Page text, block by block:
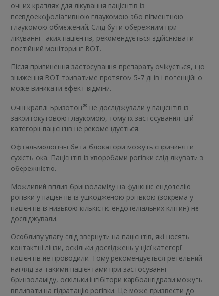
очних краплях для лікування пацієнтів із
псевдоексфоліативною глаукомою або пігментною
глаукомою обмежений. Слід бути обережним при
лікуванні таких пацієнтів, рекомендується здійснювати
постійний моніторинг ВОТ.
Після припинення застосування препарату очікується, що
зниження ВОТ триватиме протягом 5-7 днів і потенційно
може виникати ефект відміни.
Очні краплі Бризотон® не досліджували у пацієнтів із
закритокутовою глаукомою, тому їх застосування цій
категорії пацієнтів не рекомендується.
Офтальмологічні бета-блокатори можуть спричиняти
сухість ока. Пацієнтів із хворобами рогівки слід лікувати з
обережністю.
Можливий вплив бринзоламіду на функцію ендотелію
рогівки у пацієнтів із ушкодженою рогівкою (зокрема у
пацієнтів із низькою кількістю ендотеліальних клітин) не
досліджували.
Особливу увагу слід звернути на пацієнтів, які носять
контактні лінзи, оскільки досліджень у цієї категорії
пацієнтів не проводили. Тому рекомендується ретельний
нагляд за такими пацієнтами при застосуванні
бринзоламіду, оскільки інгібітори карбоангідрази можуть
впливати на гідратацію рогівки. Це може призвести до